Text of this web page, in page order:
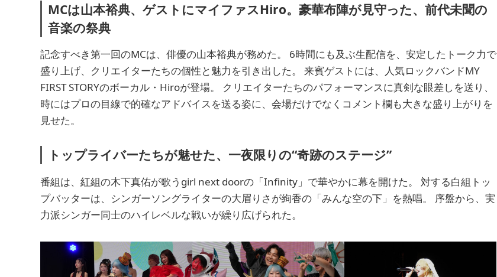
MCは山本裕典、ゲストにマイファスHiro。豪華布陣が見守った、前代未聞の
音楽の祭典
記念すべき第一回のMCは、俳優の山本裕典が務めた。 6時間にも及ぶ生配信を、安定したトーク力で
盛り上げ、クリエイターたちの個性と魅力を引き出した。 来賓ゲストには、人気ロックバンドMY
FIRST STORYのボーカル・Hiroが登場。 クリエイターたちのパフォーマンスに真剣な眼差しを送り、
時にはプロの目線で的確なアドバイスを送る姿に、会場だけでなくコメント欄も大きな盛り上がりを
見せた。
トップライバーたちが魅せた、一夜限りの“奇跡のステージ”
番組は、紅組の木下真佑が歌うgirl next doorの「Infinity」で華やかに幕を開けた。 対する白組トッ
プバッターは、シンガーソングライターの大眉りさが絢香の「みんな空の下」を熱唱。 序盤から、実
力派シンガー同士のハイレベルな戦いが繰り広げられた。